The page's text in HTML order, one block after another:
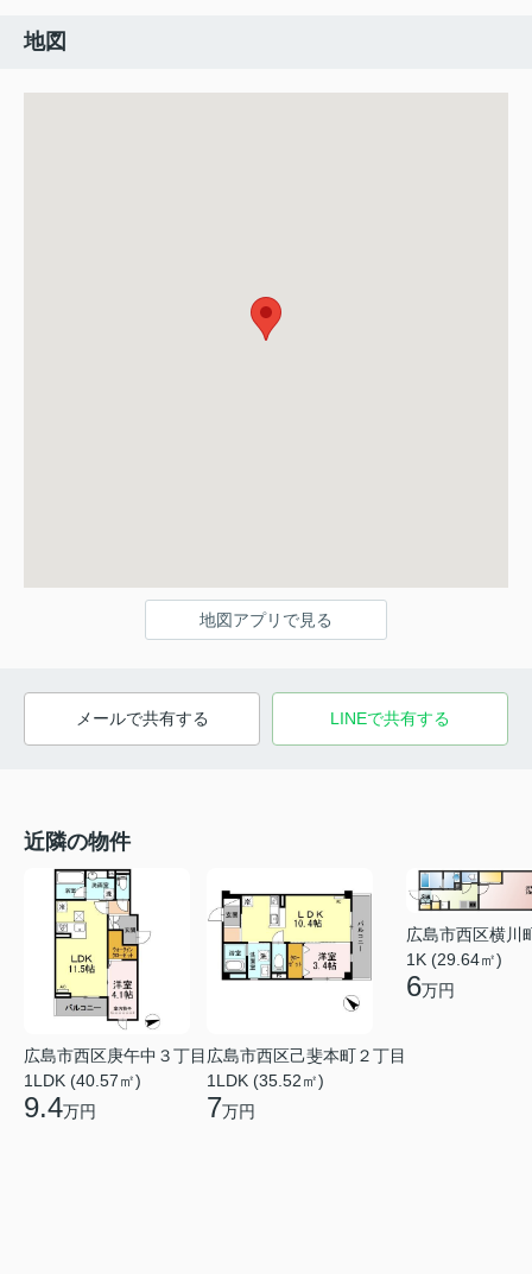
地図
地図アプリで見る
メールで共有する LINEで共有する
近隣の物件
広島市西区庚午中３丁目
1LDK (40.57㎡)
9.4万円
広島市西区己斐本町２丁目
1LDK (35.52㎡)
7万円
広島市西区横川
1K (29.64㎡)
6万円